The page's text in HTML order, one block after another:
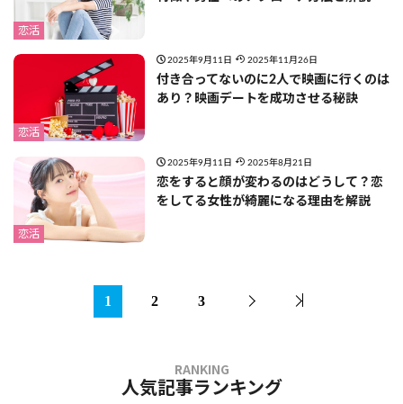
恋活
恋活
2025年9月11日 2025年11月26日
付き合ってないのに2人で映画に行くのは
あり？映画デートを成功させる秘訣
恋活
2025年9月11日 2025年8月21日
恋をすると顔が変わるのはどうして？恋
をしてる女性が綺麗になる理由を解説
1 2 3
人気記事ランキング